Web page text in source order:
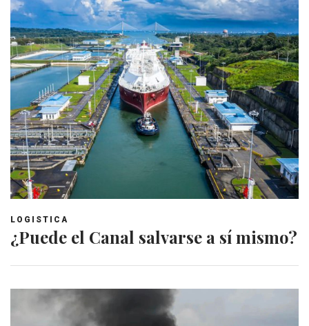
LOGISTICA
¿Puede el Canal salvarse a sí mismo?